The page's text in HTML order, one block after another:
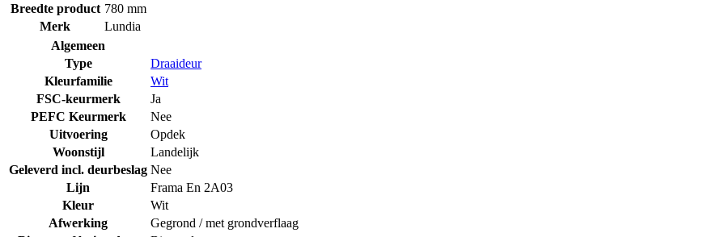
Breedte product 780 mm
Merk
Lundia
Algemeen
Type
Draaideur
Kleurfamilie
Wit
FSC-keurmerk
Ja
PEFC Keurmerk
Nee
Uitvoering
Opdek
Woonstijl
Landelijk
Geleverd incl. deurbeslag Nee
Lijn
Frama En 2A03
Kleur
Wit
Afwerking
Gegrond / met grondverflaag